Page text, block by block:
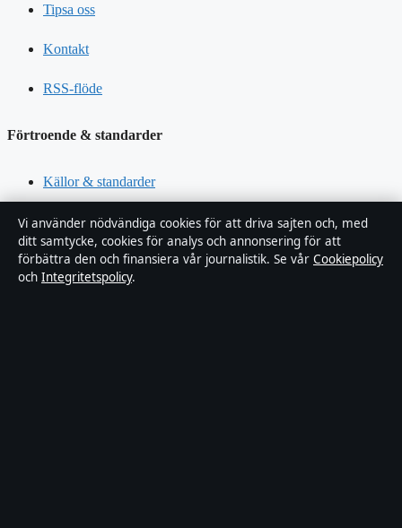
Tipsa oss
Kontakt
RSS-flöde
Förtroende & standarder
Källor & standarder
Redaktionell policy
Rättelsepolicy
Vi använder nödvändiga cookies för att driva sajten och, med
ditt samtycke, cookies för analys och annonsering för att
förbättra den och finansiera vår journalistik. Se vår Cookiepolicy
och Integritetspolicy.